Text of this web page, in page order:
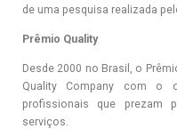
de uma pesquisa realizada
Prêmio Quality
Desde 2000 no Brasil, o
Quality Company com o
profissionais que prezam
serviços.